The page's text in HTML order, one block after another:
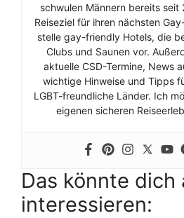
schwulen Männern bereits seit
Reiseziel für ihren nächsten
stelle gay-friendly Hotels, die
Clubs und Saunen vor.
aktuelle CSD-Termine, News
wichtige Hinweise und Tipps
LGBT-freundliche Länder. Ich
eigenen sicheren
Das könnte dich
interessieren: